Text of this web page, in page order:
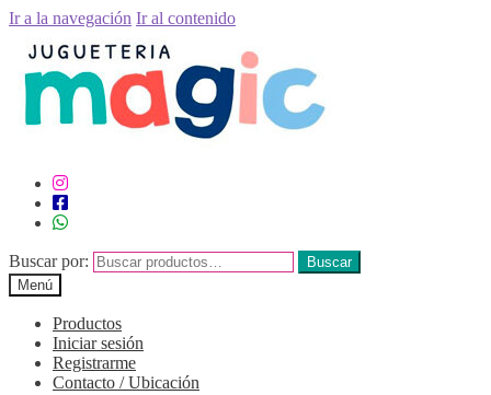
Ir a la navegación Ir al contenido
Buscar por:
Buscar
Menú
Productos
Iniciar sesión
Registrarme
Contacto / Ubicación